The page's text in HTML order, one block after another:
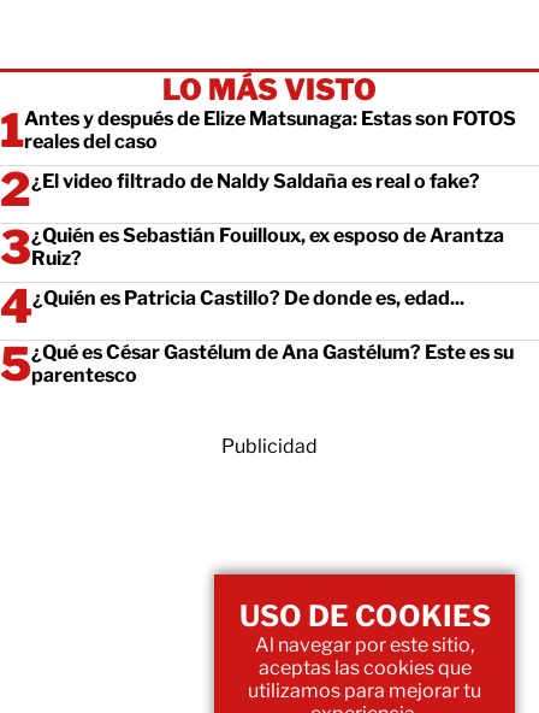
LO MÁS VISTO
Antes y después de Elize Matsunaga: Estas son FOTOS
reales del caso
¿El video filtrado de Naldy Saldaña es real o fake?
¿Quién es Sebastián Fouilloux, ex esposo de Arantza
Ruiz?
¿Quién es Patricia Castillo? De donde es, edad...
¿Qué es César Gastélum de Ana Gastélum? Este es su
parentesco
Publicidad
USO DE COOKIES
Al navegar por este sitio,
aceptas las cookies que
utilizamos para mejorar tu